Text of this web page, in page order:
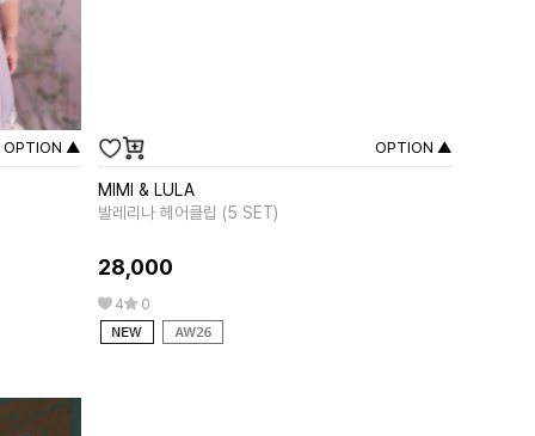
OPTION ▲ OPTION ▲
MIMI & LULA
발레리나 헤어클립 (5 SET)
28,000
4 0